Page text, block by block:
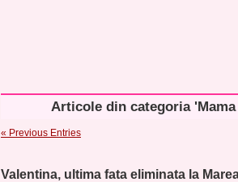
Articole din categoria
« Previous Entries
Valentina, ultima fata eliminata la